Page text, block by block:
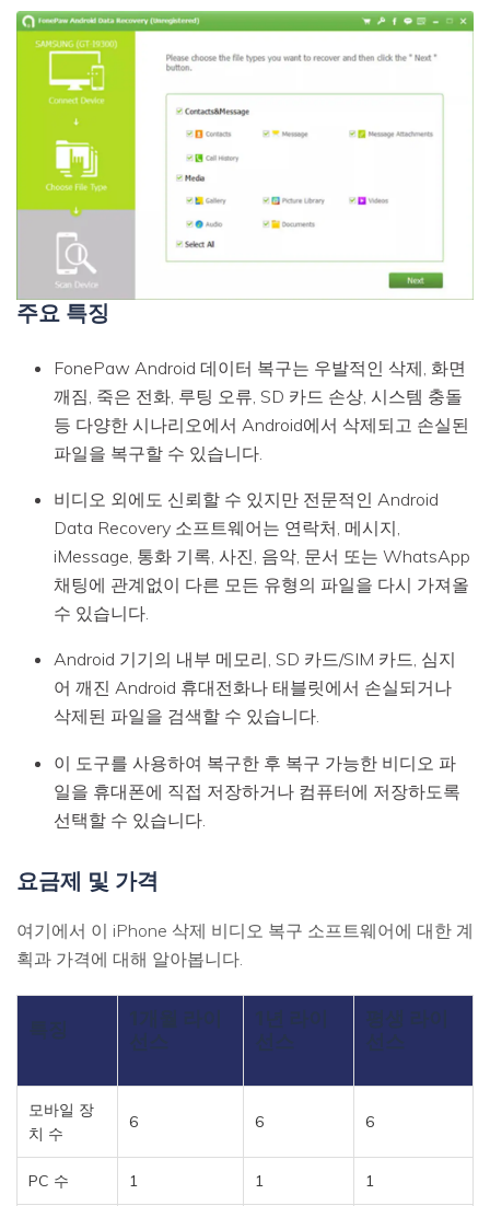
주요 특징
FonePaw Android 데이터 복구는 우발적인 삭제, 화면
깨짐, 죽은 전화, 루팅 오류, SD 카드 손상, 시스템 충돌
등 다양한 시나리오에서 Android에서 삭제되고 손실된
파일을 복구할 수 있습니다.
비디오 외에도 신뢰할 수 있지만 전문적인 Android
Data Recovery 소프트웨어는 연락처, 메시지,
iMessage, 통화 기록, 사진, 음악, 문서 또는 WhatsApp
채팅에 관계없이 다른 모든 유형의 파일을 다시 가져올
수 있습니다.
Android 기기의 내부 메모리, SD 카드/SIM 카드, 심지
어 깨진 Android 휴대전화나 태블릿에서 손실되거나
삭제된 파일을 검색할 수 있습니다.
이 도구를 사용하여 복구한 후 복구 가능한 비디오 파
일을 휴대폰에 직접 저장하거나 컴퓨터에 저장하도록
선택할 수 있습니다.
요금제 및 가격
여기에서 이 iPhone 삭제 비디오 복구 소프트웨어에 대한 계
획과 가격에 대해 알아봅니다.
특징
1개월 라이
선스
1년 라이
선스
평생 라이
선스
모바일 장
치 수
6 6 6
PC 수 1 1 1